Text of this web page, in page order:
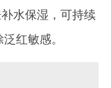
水保湿，可持续
红敏感。